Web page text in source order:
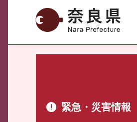
奈良県
緊急・災害情報